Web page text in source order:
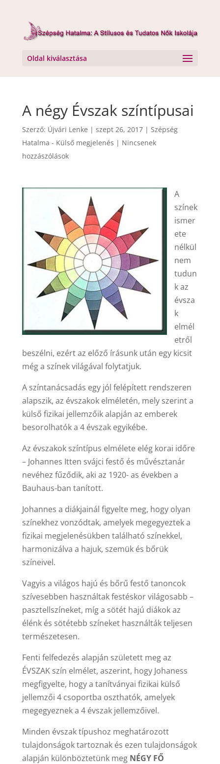
Oldal kiválasztása
A négy Évszak színtípusai
Szerző: Újvári Lenke | szept 26, 2017| Szépség
Hatalma - Külső megjelenés | Nincsenek
hozzászólások
A
színek
ismer
ete
nélkül
nem
tudun
k az
évsza
k
elmél
etről
beszélni, ezért az előző írásunk után egy kicsit
még a színek világával folytatjuk.
A színtanácsadás egy jól felépített rendszeren
alapszik, az évszakok elméletén, mely szerint a
külső fizikai jellemzőik alapján az emberek
besorolhatók a 4 évszak egyikébe.
Az évszakok színtípus elmélete elég korai időre
– Johannes Itten svájci festő és művésztanár
nevéhez fűződik, aki az 1920- as években a
Bauhaus-ban tanított.
Johannes a diákjainál figyelte meg, hogy olyan
színekhez vonzódtak, amelyek megegyeztek a
fizikai megjelenésükben található színekkel,
harmonizálva a hajuk, szemük és bőrük
színeivel.
Vagyis a világos hajú és bőrű festő tanoncok
szívesebben használtak festéskor világosabb –
pasztellszíneket, míg a sötét hajú diákok az
élénk és sötétebb színeket használták teljesen
természetesen.
Fenti felfedezés alapján született meg az
ÉVSZAK szín elmélet, aszerint, hogy Johaness
megfigyelte, hogy a tanítványai fizikai külső
jellemzői 4 csoportba oszthatók, amelyek
megegyeznek a 4 évszak jellemzőivel.
Minden évszak típushoz meghatározott
tulajdonságok tartoznak és ezen tulajdonságok
alapján különböztetünk meg NÉGY FŐ